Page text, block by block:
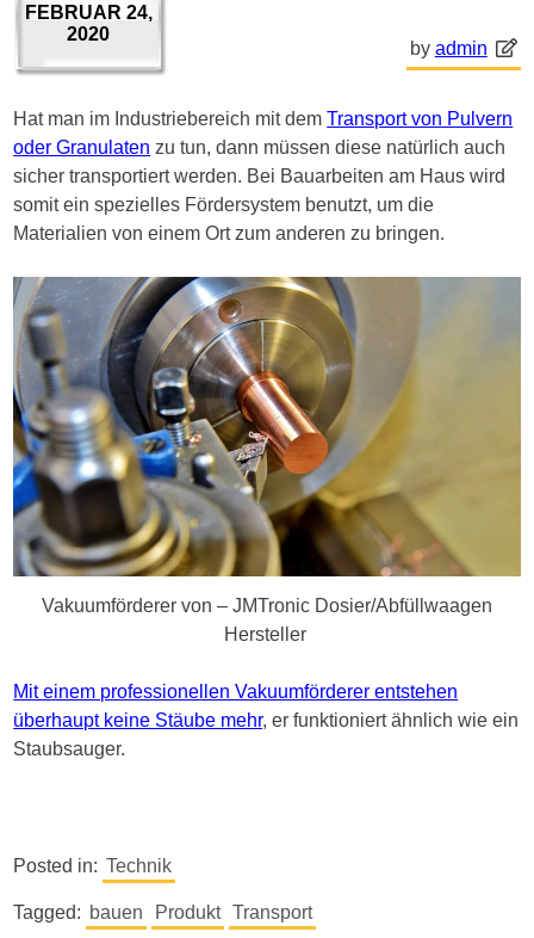
FEBRUAR 24,
2020
by admin
Hat man im Industriebereich mit demTransport von Pulvern
oder Granulaten zu tun, dann müssen diese natürlich auch
sicher transportiert werden. Bei Bauarbeiten am Haus wird
somit ein spezielles Fördersystem benutzt, um die
Materialien von einem Ort zum anderen zu bringen.
Vakuumförderer von – JMTronic Dosier/Abfüllwaagen
Hersteller
Mit einem professionellen Vakuumförderer entstehen
überhaupt keine Stäube mehr, er funktioniert ähnlich wie ein
Staubsauger.
Posted in: Technik
Tagged: bauen Produkt Transport